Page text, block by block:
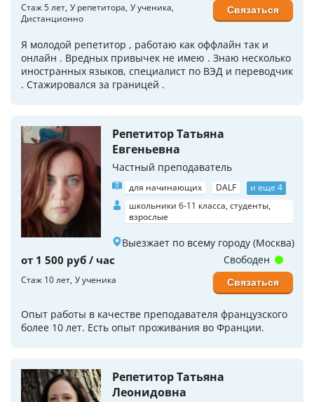
Стаж 5 лет У репетитора У ученика
Дистанционно
Я молодой репетитор , работаю как оффлайн так и
онлайн . Вредных привычек не имею . Знаю несколько
иностранных языков, специалист по ВЭД и переводчик
. Стажировался за границей .
Связаться
Репетитор Татьяна
Евгеньевна
Частный преподаватель
для начинающих DALF
и еще 4
школьники 6-11 класса, студенты,
взрослые
Выезжает по всему городу (Москва)
от 1 500 руб / час
Стаж 10 лет У ученика
Опыт работы в качестве преподавателя французского
более 10 лет. Есть опыт проживания во Франции.
Свободен
Связаться
Репетитор Татьяна
Леонидовна